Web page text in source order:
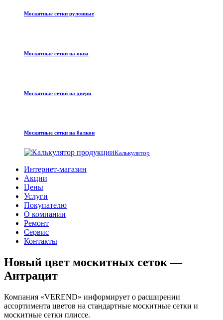
Москитные сетки рулонные
Москитные сетки на окна
Москитные сетки на двери
Москитные сетки на балкон
Калькулятор
Интернет-магазин
Акции
Цены
Услуги
Покупателю
О компании
Ремонт
Сервис
Контакты
Новый цвет москитных сеток —
Антрацит
Компания «VEREND» информирует о расширении
ассортимента цветов на стандартные москитные сетки и
москитные сетки плиссе.